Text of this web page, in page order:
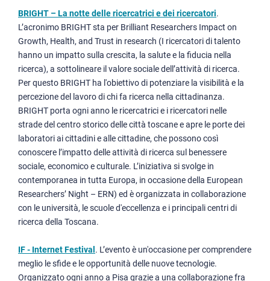
BRIGHT – La notte delle ricercatrici e dei ricercatori.
L’acronimo BRIGHT sta per Brilliant Researchers Impact on
Growth, Health, and Trust in research (I ricercatori di talento
hanno un impatto sulla crescita, la salute e la fiducia nella
ricerca), a sottolineare il valore sociale dell’attività di ricerca.
Per questo BRIGHT ha l'obiettivo di potenziare la visibilità e la
percezione del lavoro di chi fa ricerca nella cittadinanza.
BRIGHT porta ogni anno le ricercatrici e i ricercatori nelle
strade del centro storico delle città toscane e apre le porte dei
laboratori ai cittadini e alle cittadine, che possono così
conoscere l’impatto delle attività di ricerca sul benessere
sociale, economico e culturale. L’iniziativa si svolge in
contemporanea in tutta Europa, in occasione della European
Researchers’ Night – ERN) ed è organizzata in collaborazione
con le università, le scuole d'eccellenza e i principali centri di
ricerca della Toscana.
IF - Internet Festival . L’evento è un'occasione per comprendere
meglio le sfide e le opportunità delle nuove tecnologie.
Organizzato ogni anno a Pisa grazie a una collaborazione fra